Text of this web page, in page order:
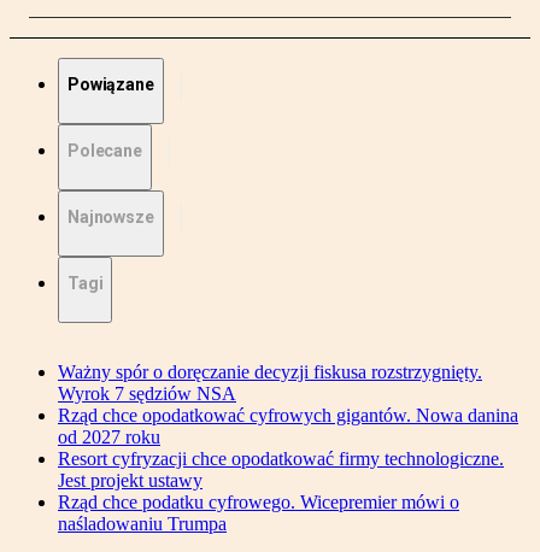
Powiązane
Polecane
Najnowsze
Tagi
Ważny spór o doręczanie decyzji fiskusa rozstrzygnięty.
Wyrok 7 sędziów NSA
Rząd chce opodatkować cyfrowych gigantów. Nowa danina
od 2027 roku
Resort cyfryzacji chce opodatkować firmy technologiczne.
Jest projekt ustawy
Rząd chce podatku cyfrowego. Wicepremier mówi o
naśladowaniu Trumpa